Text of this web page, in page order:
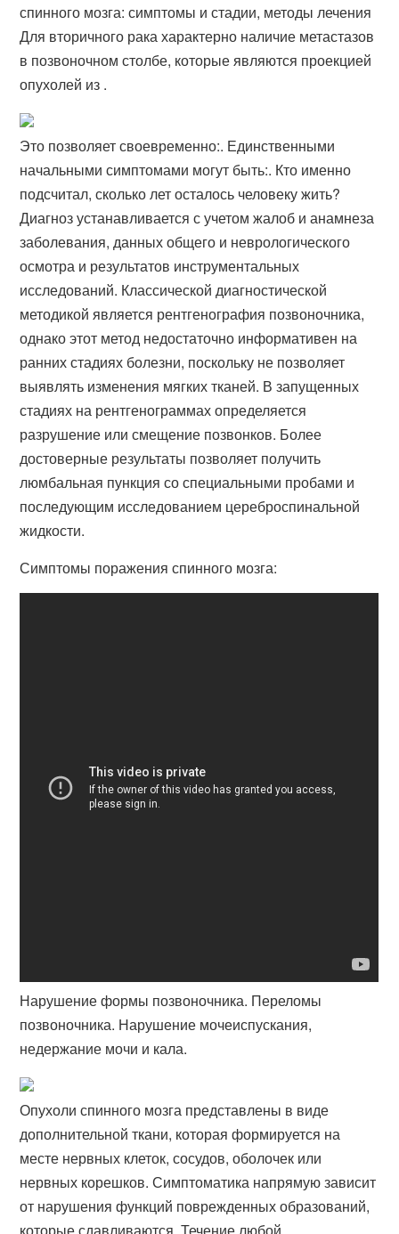
спинного мозга: симптомы и стадии, методы лечения
Для вторичного рака характерно наличие метастазов
в позвоночном столбе, которые являются проекцией
опухолей из .
Это позволяет своевременно:. Единственными
начальными симптомами могут быть:. Кто именно
подсчитал, сколько лет осталось человеку жить?
Диагноз устанавливается с учетом жалоб и анамнеза
заболевания, данных общего и неврологического
осмотра и результатов инструментальных
исследований. Классической диагностической
методикой является рентгенография позвоночника,
однако этот метод недостаточно информативен на
ранних стадиях болезни, поскольку не позволяет
выявлять изменения мягких тканей. В запущенных
стадиях на рентгенограммах определяется
разрушение или смещение позвонков. Более
достоверные результаты позволяет получить
люмбальная пункция со специальными пробами и
последующим исследованием цереброспинальной
жидкости.
Симптомы поражения спинного мозга:
Нарушение формы позвоночника. Переломы
позвоночника. Нарушение мочеиспускания,
недержание мочи и кала.
Опухоли спинного мозга представлены в виде
дополнительной ткани, которая формируется на
месте нервных клеток, сосудов, оболочек или
нервных корешков. Симптоматика напрямую зависит
от нарушения функций поврежденных образований,